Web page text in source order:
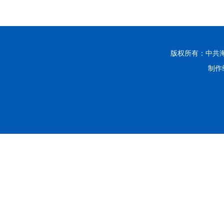
版权所有：中
制作